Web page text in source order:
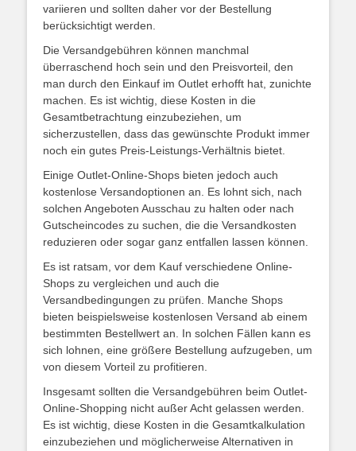
variieren und sollten daher vor der Bestellung
berücksichtigt werden.
Die Versandgebühren können manchmal
überraschend hoch sein und den Preisvorteil, den
man durch den Einkauf im Outlet erhofft hat, zunichte
machen. Es ist wichtig, diese Kosten in die
Gesamtbetrachtung einzubeziehen, um
sicherzustellen, dass das gewünschte Produkt immer
noch ein gutes Preis-Leistungs-Verhältnis bietet.
Einige Outlet-Online-Shops bieten jedoch auch
kostenlose Versandoptionen an. Es lohnt sich, nach
solchen Angeboten Ausschau zu halten oder nach
Gutscheincodes zu suchen, die die Versandkosten
reduzieren oder sogar ganz entfallen lassen können.
Es ist ratsam, vor dem Kauf verschiedene Online-
Shops zu vergleichen und auch die
Versandbedingungen zu prüfen. Manche Shops
bieten beispielsweise kostenlosen Versand ab einem
bestimmten Bestellwert an. In solchen Fällen kann es
sich lohnen, eine größere Bestellung aufzugeben, um
von diesem Vorteil zu profitieren.
Insgesamt sollten die Versandgebühren beim Outlet-
Online-Shopping nicht außer Acht gelassen werden.
Es ist wichtig, diese Kosten in die Gesamtkalkulation
einzubeziehen und möglicherweise Alternativen in